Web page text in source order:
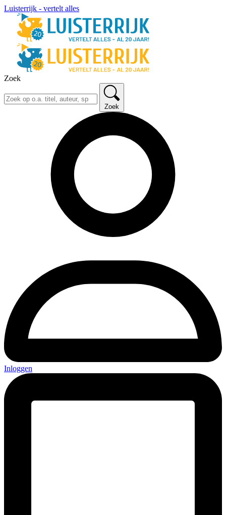
Luisterrijk - vertelt alles
Zoek
Zoek
Inloggen